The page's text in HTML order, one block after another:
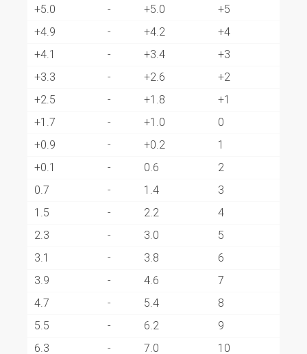
Fra
Til MS
+5.0 - +5.0
+5
+4.9
- +4.2
+4
+4.1
- +3.4
+3
+3.3
- +2.6
+2
+2.5
- +1.8
+1
+1.7
- +1.0
0
+0.9
- +0.2
1
+0.1
- 0.6
2
0.7
- 1.4
3
1.5
- 2.2
4
2.3
- 3.0
5
3.1
- 3.8
6
3.9
- 4.6
7
4.7
- 5.4
8
5.5
- 6.2
9
6.3
- 7.0
10